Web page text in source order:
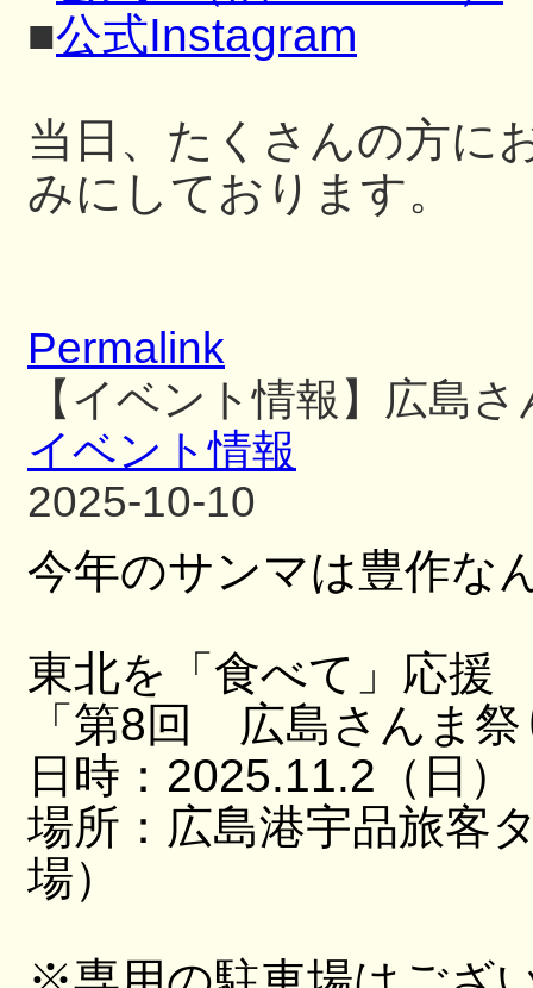
■公式Instagram
当日、たくさんの方に
みにしております。
Permalink
【イベント情報】広島
イベント情報
2025-10-10
今年のサンマは豊作な
東北を「食べて」応援
「第8回 広島さんま祭
日時：2025.11.2（日
場所：広島港宇品旅客
場）